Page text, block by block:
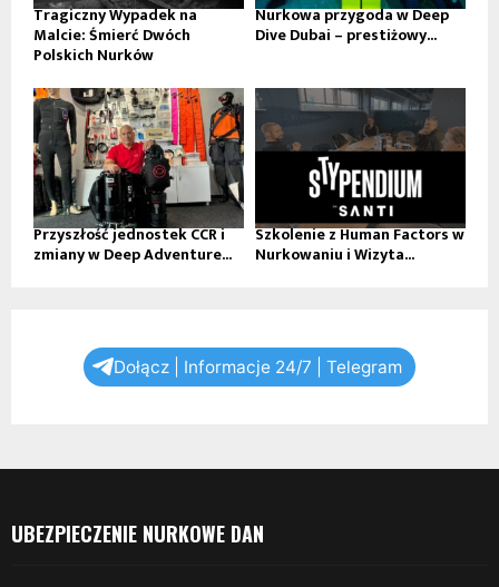
Tragiczny Wypadek na
Malcie: Śmierć Dwóch
Polskich Nurków
Nurkowa przygoda w Deep
Dive Dubai – prestiżowy...
Przyszłość jednostek CCR i
zmiany w Deep Adventure...
Szkolenie z Human Factors w
Nurkowaniu i Wizyta...
Dołącz | Informacje 24/7 | Telegram
UBEZPIECZENIE NURKOWE DAN